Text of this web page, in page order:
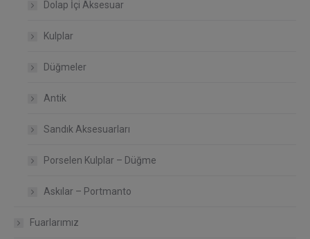
Dolap İçi Aksesuar
Kulplar
Düğmeler
Antik
Sandık Aksesuarları
Porselen Kulplar – Düğme
Askılar – Portmanto
Fuarlarımız